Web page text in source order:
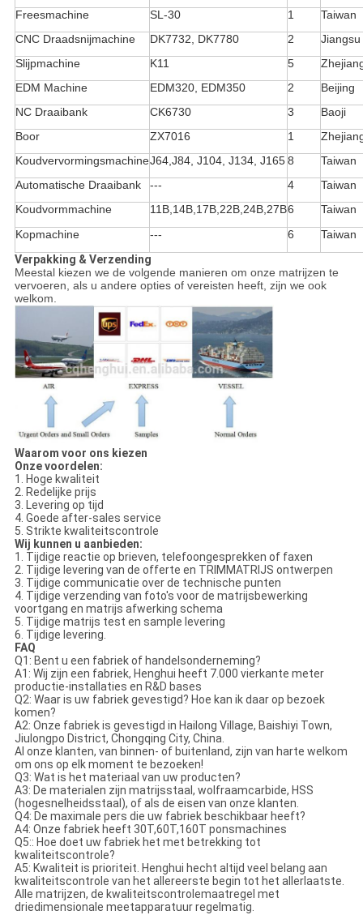
Freesmachine
SL-30 1
Taiwan
CNC Draadsnijmachine
DK7732, DK7780 2
Jiangsu
Slijpmachine
K11 5
EDM Machine
EDM320, EDM350 2
Beijing
NC Draaibank
CK6730 3
Baoji
Boor
ZX7016 1
KoudvervormingsmachineJ64,J84, J104, J134, J1658
Taiwan
Automatische Draaibank
--- 4
Taiwan
Koudvormmachine
11B,14B,17B,22B,24B,27B6
Taiwan
Kopmachine
--- 6
Taiwan
Verpakking & Verzending
Meestal kiezen we de volgende manieren om onze matrijzen te
vervoeren, als u andere opties of vereisten heeft, zijn we ook
welkom.
Waarom voor ons kiezen
Onze voordelen:
1. Hoge kwaliteit
2. Redelijke prijs
3. Levering op tijd
4. Goede after-sales service
5. Strikte kwaliteitscontrole
Wij kunnen u aanbieden:
1. Tijdige reactie op brieven, telefoongesprekken of faxen
2. Tijdige levering van de offerte en TRIMMATRIJS ontwerpen
3. Tijdige communicatie over de technische punten
4. Tijdige verzending van foto's voor de matrijsbewerking
voortgang en matrijs afwerking schema
5. Tijdige matrijs test en sample levering
6. Tijdige levering.
FAQ
Q1: Bent u een fabriek of handelsonderneming?
A1: Wij zijn een fabriek, Henghui heeft 7.000 vierkante meter
productie-installaties en R&D bases
Q2: Waar is uw fabriek gevestigd? Hoe kan ik daar op bezoek
komen?
A2: Onze fabriek is gevestigd in Hailong Village, Baishiyi Town,
Jiulongpo District, Chongqing City, China.
Al onze klanten, van binnen- of buitenland, zijn van harte welkom
om ons op elk moment te bezoeken!
Q3: Wat is het materiaal van uw producten?
A3: De materialen zijn matrijsstaal, wolfraamcarbide, HSS
(hogesnelheidsstaal), of als de eisen van onze klanten.
Q4: De maximale pers die uw fabriek beschikbaar heeft?
A4: Onze fabriek heeft 30T,60T,160T ponsmachines
Q5:: Hoe doet uw fabriek het met betrekking tot
kwaliteitscontrole?
A5: Kwaliteit is prioriteit. Henghui hecht altijd veel belang aan
kwaliteitscontrole van het allereerste begin tot het allerlaatste.
Alle matrijzen, de kwaliteitscontrolemaatregel met
driedimensionale meetapparatuur regelmatig.